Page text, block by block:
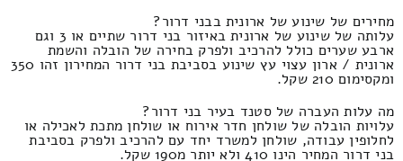
מחירים של שינוע של ארונית בבני דרור?
עלותה של שינוע של ארונית באיזור בני דרור שתיים או 3 וגם
ארבע שערים כולל להרכיב ולפרק בחירה של הובלה והשמת
ארונית / ארון עצוי עץ שינוע בסביבת בני דרור המחירון זהו 350
ומקסימום 210 שקל.
מה עלות העברה של סטנד בעיר בני דרור?
עלויות הובלה של שולחן חדר אירוח או שולחן מתכת לאכילה או
לחלופין עבודה, שולחן למשרד יחד עם להרכיב ולפרק בסביבת
בני דרור המחיר הינו 410 ולא יותר מ190 שקל.